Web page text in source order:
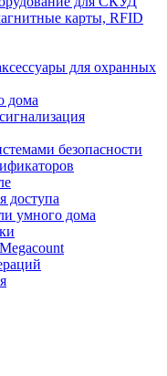
карты, RFID
для охранных
дома
безопасности
доступа
умного дома